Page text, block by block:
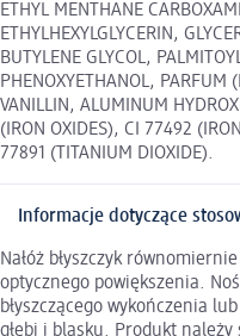
ETHYL MENTHANE
ETHYLHEXYLGLYCERIN,
BUTYLENE GLYCOL,
PHENOXYETHANOL, PARFUM
VANILLIN, ALUMINUM
(IRON OXIDES), CI 77492
77891 (TITANIUM DIOXIDE).
Informacje dotyczące
Nałóż błyszczyk
optycznego powiększenia.
błyszczącego wykończenia
głębi i blasku. Produkt